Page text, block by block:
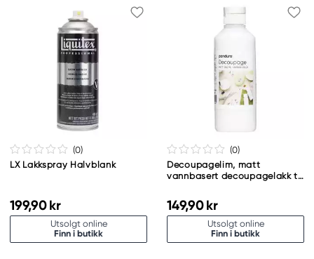
(0)
LX Lakkspray Halvblank
199,90 kr
Utsolgt online
Finn i butikk
(0)
Decoupagelim, matt
vannbasert decoupagelakk til
149,90 kr
Utsolgt online
Finn i butikk